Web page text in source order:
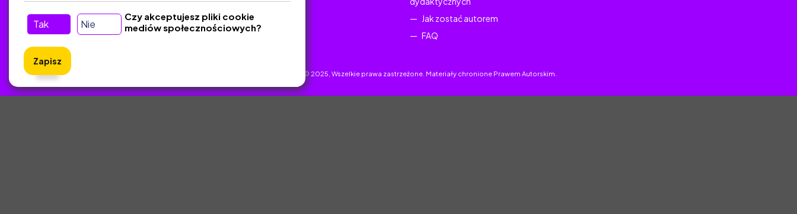
Jak zostać autorem
FAQ
ZlotyNauczyciel.pl © 2025, Wszelkie prawa zastrzeżone. Materiały chronione Prawem Autorskim.
Tak Nie
Czy akceptujesz pliki cookie
mediów społecznościowych?
Zapisz